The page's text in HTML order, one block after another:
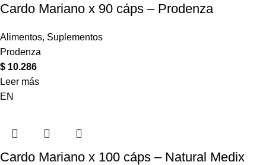
Cardo Mariano x 90 cáps – Prodenza
Alimentos, Suplementos
Prodenza
$ 10.286
Leer más
EN
Cardo Mariano x 100 cáps – Natural Medix